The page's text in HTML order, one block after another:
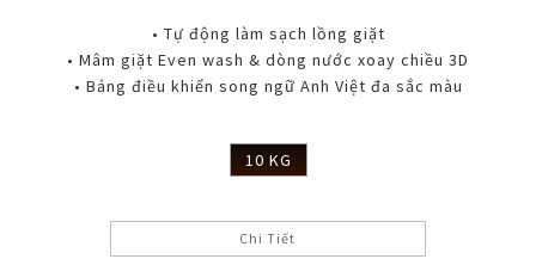
• Tự động làm sạch lồng giặt
• Mâm giặt Even wash & dòng nước xoay chiều 3D
• Bảng điều khiển song ngữ Anh Việt đa sắc màu
10 KG
Chi Tiết